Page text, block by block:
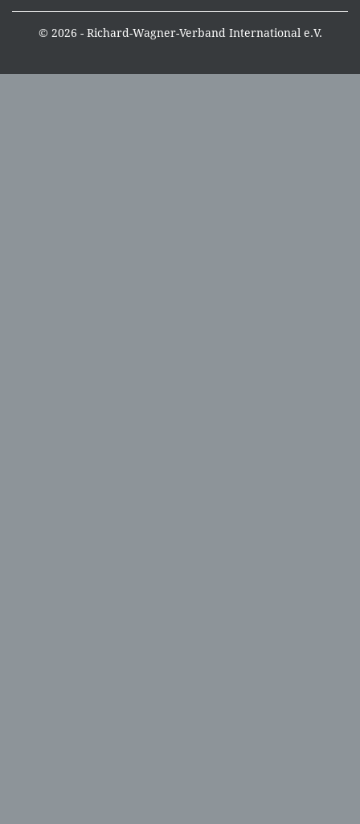
© 2026 - Richard-Wagner-Verband International e.V.